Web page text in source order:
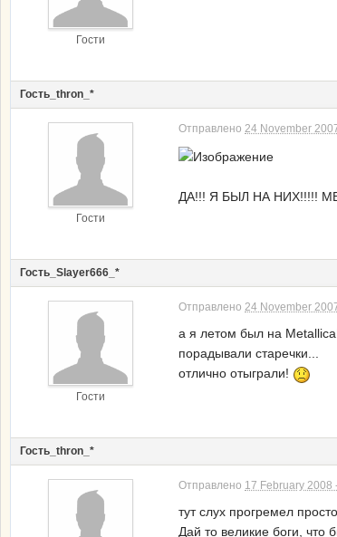
Гости
Гость_thron_*
Гости
Отправлено 24 November
ДА!!! Я БЫЛ НА НИХ!!!!!
Гость_Slayer666_*
Гости
Отправлено 24 November
а я летом был на
порадывали старечки...
отлично отыграли!
Гость_thron_*
Отправлено 17 February 2008
тут слух прогремел
Дай то великие боги, что